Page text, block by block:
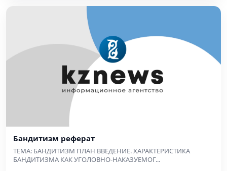
Бандитизм реферат
ТЕМА: БАНДИТИЗМ ПЛАН ВВЕДЕНИЕ. ХАРАКТЕРИСТИКА
БАНДИТИЗМА КАК УГОЛОВНО-НАКАЗУЕМОГ...